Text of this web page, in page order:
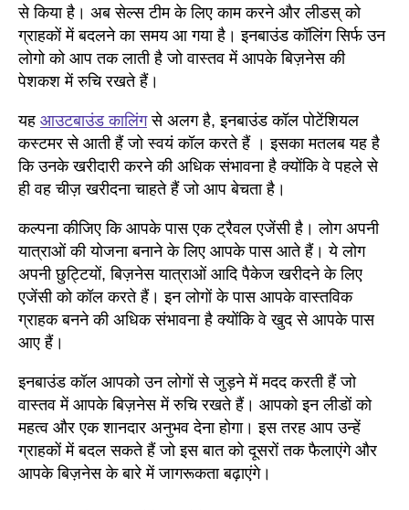
से किया है। अब सेल्स टीम के लिए काम करने और लीडस् को
ग्राहकों में बदलने का समय आ गया है। इनबाउंड कॉलिंग सिर्फ उन
लोगो को आप तक लाती है जो वास्तव में आपके बिज़नेस की
पेशकश में रुचि रखते हैं।
यह आउटबाउंड कालिंगसे अलग है, इनबाउंड कॉल पोटेंशियल
कस्टमर से आती हैं जो स्वयं कॉल करते हैं । इसका मतलब यह है
कि उनके खरीदारी करने की अधिक संभावना है क्योंकि वे पहले से
ही वह चीज़ खरीदना चाहते हैं जो आप बेचता है।
कल्पना कीजिए कि आपके पास एक ट्रैवल एजेंसी है। लोग अपनी
यात्राओं की योजना बनाने के लिए आपके पास आते हैं। ये लोग
अपनी छुट्टियों, बिज़नेस यात्राओं आदि पैकेज खरीदने के लिए
एजेंसी को कॉल करते हैं। इन लोगों के पास आपके वास्तविक
ग्राहक बनने की अधिक संभावना है क्योंकि वे खुद से आपके पास
आए हैं।
इनबाउंड कॉल आपको उन लोगों से जुड़ने में मदद करती हैं जो
वास्तव में आपके बिज़नेस में रुचि रखते हैं। आपको इन लीडों को
महत्व और एक शानदार अनुभव देना होगा। इस तरह आप उन्हें
ग्राहकों में बदल सकते हैं जो इस बात को दूसरों तक फैलाएंगे और
आपके बिज़नेस के बारे में जागरूकता बढ़ाएंगे।